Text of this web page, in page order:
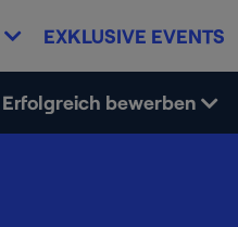
EXKLUSIVE EVENTS
Erfolgreich bewerben